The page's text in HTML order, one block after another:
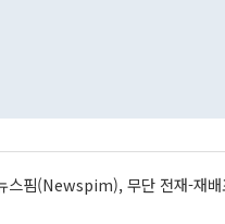
스핌(Newspim), 무단 전재-재